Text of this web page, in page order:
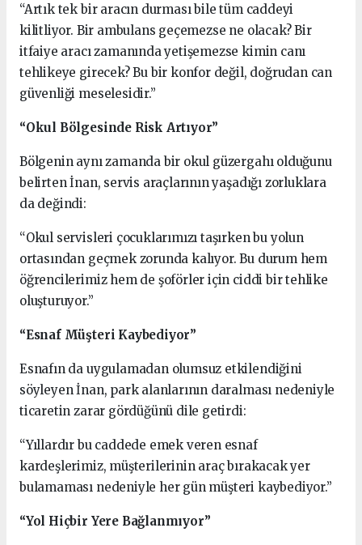
“Artık tek bir aracın durması bile tüm caddeyi
kilitliyor. Bir ambulans geçemezse ne olacak? Bir
itfaiye aracı zamanında yetişemezse kimin canı
tehlikeye girecek? Bu bir konfor değil, doğrudan can
güvenliği meselesidir.”
“Okul Bölgesinde Risk Artıyor”
Bölgenin aynı zamanda bir okul güzergahı olduğunu
belirten İnan, servis araçlarının yaşadığı zorluklara
da değindi:
“Okul servisleri çocuklarımızı taşırken bu yolun
ortasından geçmek zorunda kalıyor. Bu durum hem
öğrencilerimiz hem de şoförler için ciddi bir tehlike
oluşturuyor.”
“Esnaf Müşteri Kaybediyor”
Esnafın da uygulamadan olumsuz etkilendiğini
söyleyen İnan, park alanlarının daralması nedeniyle
ticaretin zarar gördüğünü dile getirdi:
“Yıllardır bu caddede emek veren esnaf
kardeşlerimiz, müşterilerinin araç bırakacak yer
bulamaması nedeniyle her gün müşteri kaybediyor.”
“Yol Hiçbir Yere Bağlanmıyor”